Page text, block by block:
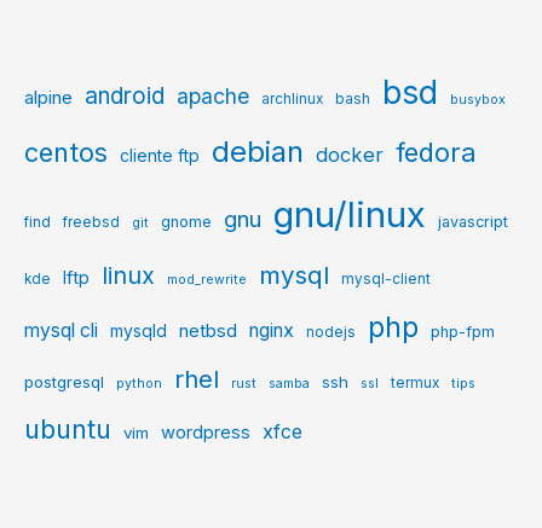
alpine android apache archlinux bash bsd busybox
centos cliente ftp debian docker fedora
find freebsd git gnome gnu gnu/linux javascript
kde lftp linux mod_rewrite mysql mysql-client
mysql cli mysqld netbsd nginx nodejs php php-fpm
postgresql python rhel rust samba ssh ssl termux tips
ubuntu vim wordpress xfce